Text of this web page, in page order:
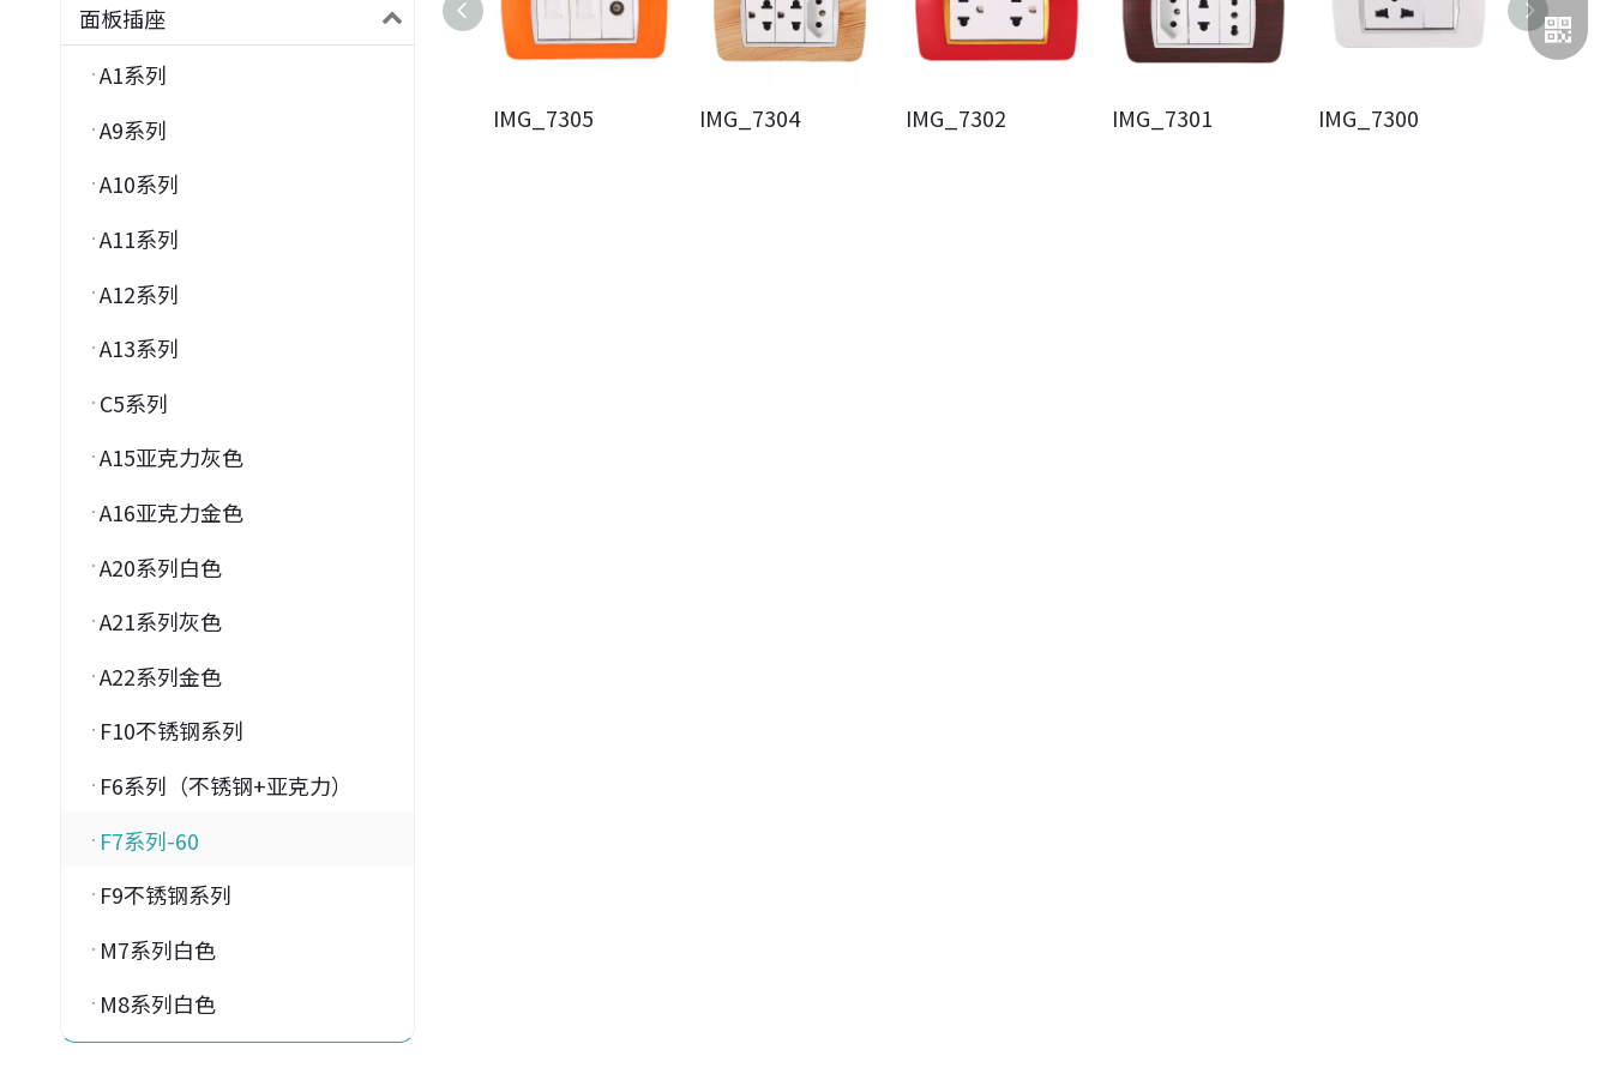
面板插座
A1系列
A9系列
A10系列
A11系列
A12系列
A13系列
C5系列
A15亚克力灰色
A16亚克力金色
A20系列白色
A21系列灰色
A22系列金色
F10不锈钢系列
F6系列（不锈钢+亚克力）
F7系列-60
F9不锈钢系列
M7系列白色
M8系列白色
IMG_7305 IMG_7304 IMG_7302 IMG_7301 IMG_7300